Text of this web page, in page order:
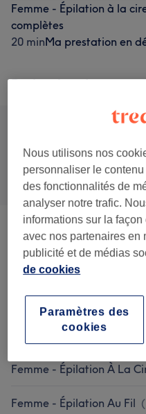
Femme - Épilation à la
complètes
20 minMa prestation en
Recherchez dans
Tout
Offres Spéciales (4)
Manucure (5
Beauté Des Pieds (3)
Pose De Faux Ongles
Femme - Épilation À La
Femme - Épilation Au Fil (
Nous utilisons nos
personnaliser le
des fonctionnalités de
analyser notre trafic.
informations sur la
avec nos partenaires en
publicité et de médias
de cookies
Paramètres des
cookies